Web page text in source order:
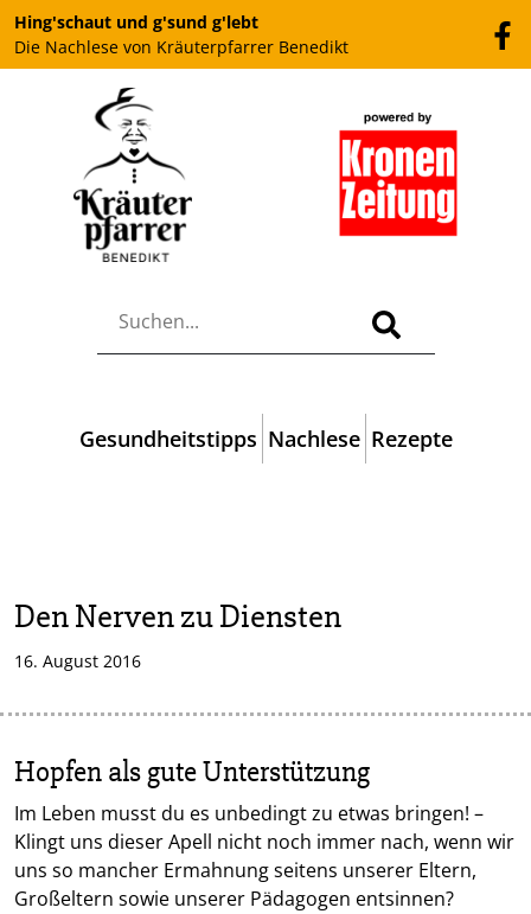
Hing'schaut und g'sund g'lebt
Die Nachlese von Kräuterpfarrer Benedikt
Gesundheitstipps Nachlese Rezepte
Den Nerven zu Diensten
16. August 2016
Hopfen als gute Unterstützung
Im Leben musst du es unbedingt zu etwas bringen! –
Klingt uns dieser Apell nicht noch immer nach, wenn wir
uns so mancher Ermahnung seitens unserer Eltern,
Großeltern sowie unserer Pädagogen entsinnen?